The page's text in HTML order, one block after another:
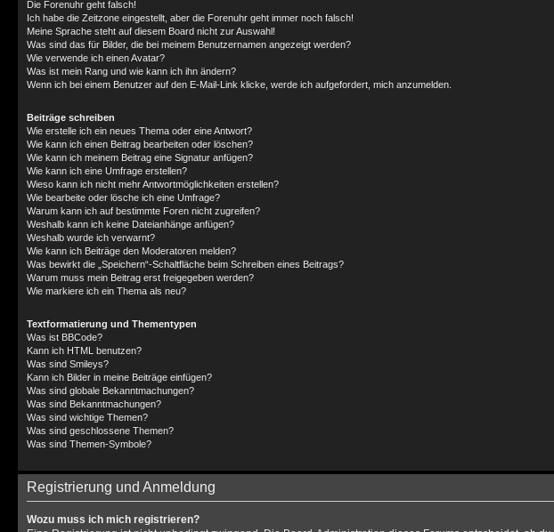
Die Forenuhr geht falsch!
Ich habe die Zeitzone eingestellt, aber die Forenuhr geht immer noch falsch!
Meine Sprache steht auf diesem Board nicht zur Auswahl!
Was sind das für Bilder, die bei meinem Benutzernamen angezeigt werden?
Wie verwende ich einen Avatar?
Was ist mein Rang und wie kann ich ihn ändern?
Wenn ich bei einem Benutzer auf den E-Mail-Link klicke, werde ich aufgefordert, mich anzumelden.
Beiträge schreiben
Wie erstelle ich ein neues Thema oder eine Antwort?
Wie kann ich einen Beitrag bearbeiten oder löschen?
Wie kann ich meinem Beitrag eine Signatur anfügen?
Wie kann ich eine Umfrage erstellen?
Wieso kann ich nicht mehr Antwortmöglichkeiten erstellen?
Wie bearbeite oder lösche ich eine Umfrage?
Warum kann ich auf bestimmte Foren nicht zugreifen?
Weshalb kann ich keine Dateianhänge anfügen?
Weshalb wurde ich verwarnt?
Wie kann ich Beiträge den Moderatoren melden?
Was bewirkt die „Speichern“-Schaltfläche beim Schreiben eines Beitrags?
Warum muss mein Beitrag erst freigegeben werden?
Wie markiere ich ein Thema als neu?
Textformatierung und Thementypen
Was ist BBCode?
Kann ich HTML benutzen?
Was sind Smileys?
Kann ich Bilder in meine Beiträge einfügen?
Was sind globale Bekanntmachungen?
Was sind Bekanntmachungen?
Was sind wichtige Themen?
Was sind geschlossene Themen?
Was sind Themen-Symbole?
Registrierung und Anmeldung
Wozu muss ich mich registrieren?